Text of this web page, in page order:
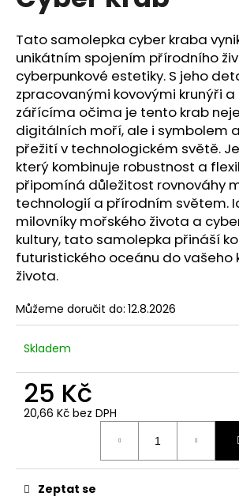
z
5
hvězdiček.
Tato samolepka cyber kraba
unikátním spojením přírodního
cyberpunkové estetiky. S jeho
zpracovanými kovovými krunýři a
zářícíma očima je tento krab
digitálních moří, ale i symbolem
přežití v technologickém světě.
který kombinuje robustnost a
připomíná důležitost rovnováhy
technologií a přírodním světem.
milovníky mořského života a
kultury, tato samolepka přináší
futuristického oceánu do vašeho
života.
Můžeme doručit do: 12.8.2026
Skladem
25 Kč
20,66 Kč bez DPH
Zeptat se
j
í
t
?
HLEDAT
D
o
p
o
r
u
č
u
e
JEDNO